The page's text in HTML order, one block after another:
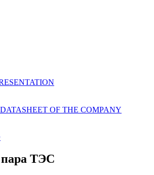
OF THE COMPANY
ТЭС